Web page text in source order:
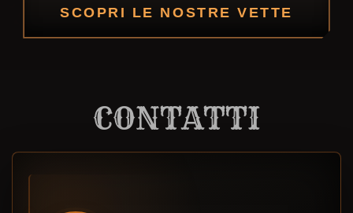
SCOPRI LE NOSTRE VETTE
CONTATTI